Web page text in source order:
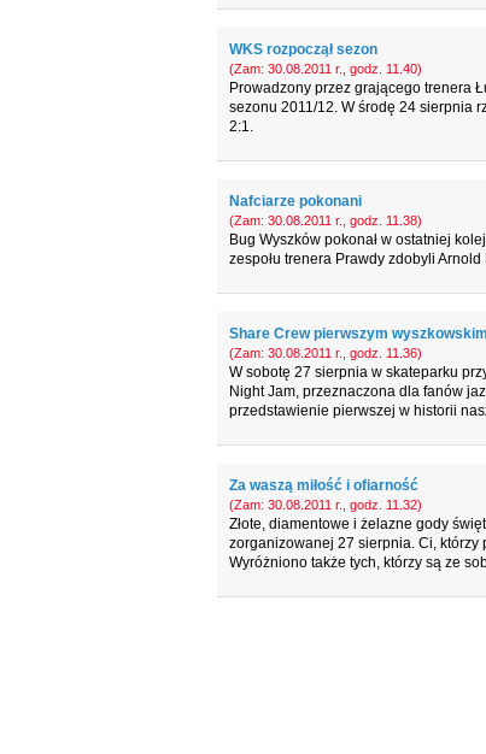
WKS rozpoczął sezon
(Zam: 30.08.2011 r., godz. 11.40)
Prowadzony przez grającego trenera
sezonu 2011/12. W środę 24 sierpnia
2:1.
Nafciarze pokonani
(Zam: 30.08.2011 r., godz. 11.38)
Bug Wyszków pokonał w ostatniej
zespołu trenera Prawdy zdobyli
Share Crew pierwszym
(Zam: 30.08.2011 r., godz. 11.36)
W sobotę 27 sierpnia w skateparku
Night Jam, przeznaczona dla fanów
przedstawienie pierwszej w historii
Za waszą miłość i ofiarność
(Zam: 30.08.2011 r., godz. 11.32)
Złote, diamentowe i żelazne gody
zorganizowanej 27 sierpnia. Ci, którzy
Wyróżniono także tych, którzy są ze